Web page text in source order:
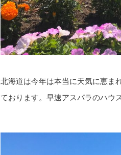
北海道は今年は本当に天気に恵ま
ております。早速アスパラのハウ